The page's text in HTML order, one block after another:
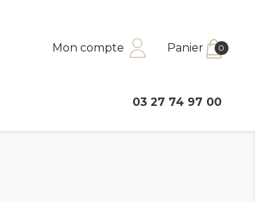
Mon compte Panier 0
03 27 74 97 00